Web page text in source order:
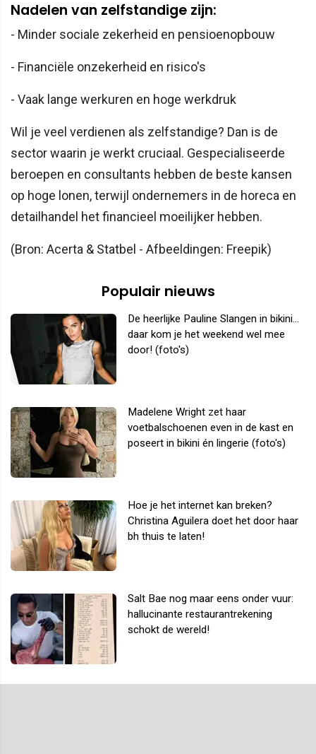
Nadelen van zelfstandige zijn:
- Minder sociale zekerheid en pensioenopbouw
- Financiële onzekerheid en risico's
- Vaak lange werkuren en hoge werkdruk
Wil je veel verdienen als zelfstandige? Dan is de
sector waarin je werkt cruciaal. Gespecialiseerde
beroepen en consultants hebben de beste kansen
op hoge lonen, terwijl ondernemers in de horeca en
detailhandel het financieel moeilijker hebben.
(Bron: Acerta & Statbel - Afbeeldingen: Freepik)
Populair nieuws
De heerlijke Pauline Slangen in bikini...
daar kom je het weekend wel mee
door! (foto's)
Madelene Wright zet haar
voetbalschoenen even in de kast en
poseert in bikini én lingerie (foto's)
Hoe je het internet kan breken?
Christina Aguilera doet het door haar
bh thuis te laten!
Salt Bae nog maar eens onder vuur:
hallucinante restaurantrekening
schokt de wereld!